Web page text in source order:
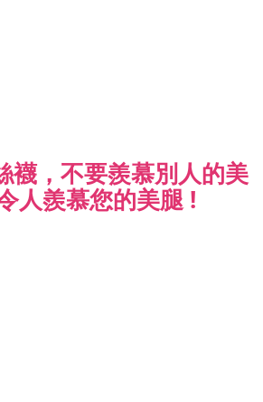
襪，不要羨慕別人的美
人羨慕您的美腿 !